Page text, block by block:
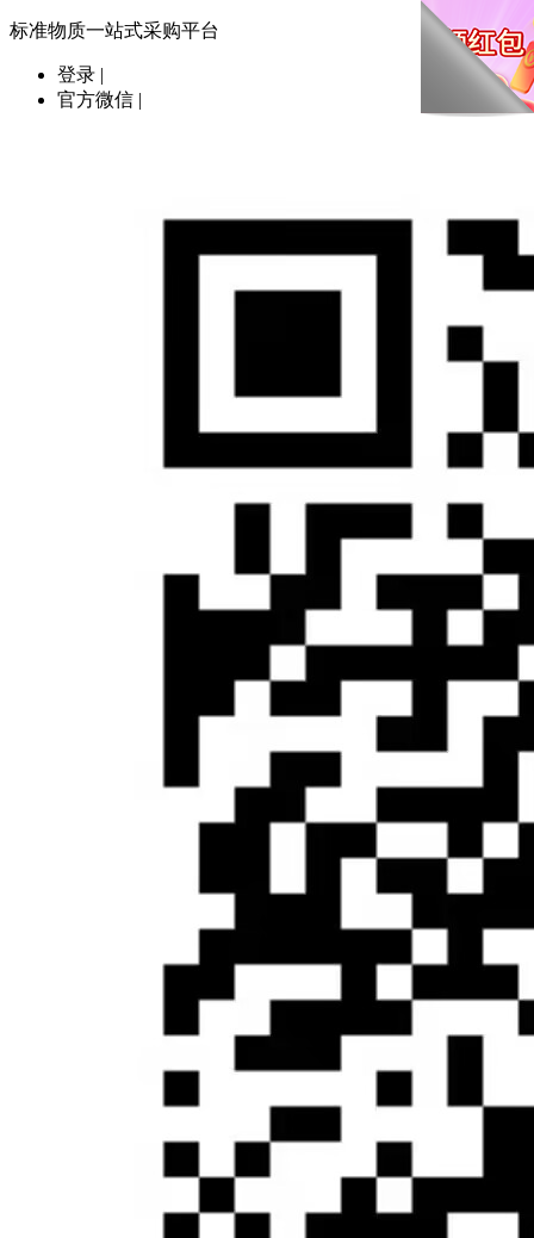
标准物质一站式采购平台
登录 |
官方微信 |